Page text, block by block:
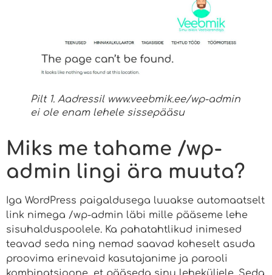
Pilt 1. Aadressil www.veebmik.ee/wp-admin
ei ole enam lehele sissepääsu
Miks me tahame /wp-
admin lingi ära muuta?
Iga WordPress paigaldusega luuakse automaatselt
link nimega /wp-admin läbi mille pääseme lehe
sisuhalduspoolele. Ka pahatahtlikud inimesed
teavad seda ning nemad saavad koheselt asuda
proovima erinevaid kasutajanime ja parooli